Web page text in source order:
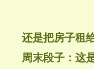
还是把房子租
周末段子：这